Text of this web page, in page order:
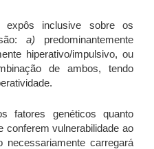
expôs inclusive sobre os
a) predominantemente
hiperativo/impulsivo, ou
de ambos, tendo
fatores genéticos quanto
conferem vulnerabilidade ao
carregará